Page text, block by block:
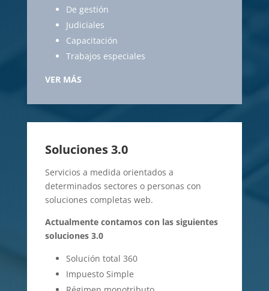
De gestión
Judiciales
Capacitación
Trabajos especiales
VER MÁS
Soluciones 3.0
Servicios a medida orientados a
determinados sectores o personas con
soluciones completas web.
Actualmente contamos con las siguientes
soluciones 3.0
Solución total 360
Impuesto Simple